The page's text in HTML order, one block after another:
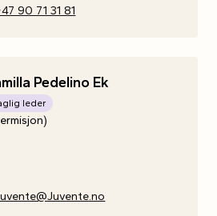
90 71 31 81
Pedelino Ek
leder